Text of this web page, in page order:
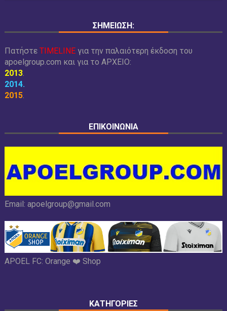
ΣΗΜΕΙΩΣΗ:
Πατήστε TIMELINEγια την παλαιότερη έκδοση του
apoelgroup.com και για το ΑΡΧΕΙΟ:
2013.
2014.
2015.
ΕΠΙΚΟΙΝΩΝΙΑ
Email: apoelgroup@gmail.com
APOEL FC: Orange ❤️ Shop
ΚΑΤΗΓΟΡΙΕΣ